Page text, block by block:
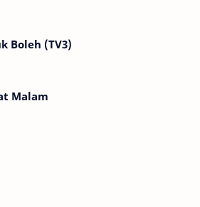
Boleh (TV3)
Malam